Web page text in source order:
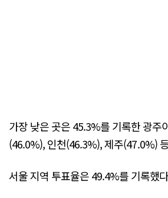
가장 낮은 곳은 45.3%를 기록한 광주
(46.0%), 인천(46.3%), 제주(47.0%)
서울 지역 투표율은 49.4%를 기록했